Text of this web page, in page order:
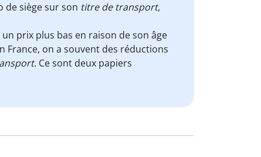
de siège sur son titre de transport,
prix plus bas en raison de son âge
France, on a souvent des réductions
. Ce sont deux papiers